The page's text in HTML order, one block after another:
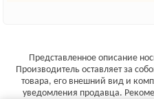
Представленное описание
Производитель оставляет за
товара, его внешний вид и
уведомления продавца.